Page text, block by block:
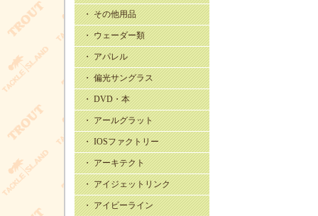
・ その他用品
・ ウェーダー類
・ アパレル
・ 偏光サングラス
・ DVD・本
・ アールグラット
・ IOSファクトリー
・ アーキテクト
・ アイジェットリンク
・ アイビーライン